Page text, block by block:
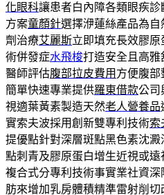
化眼科讓患者白內障各類眼疾
方案童顏針選擇洢蓮絲產品為
劑治療艾麗斯立即填充長效膠
術併發症水飛梭打造安全且高
醫師評估腹部拉皮費用 方便腹部
簡單快速專業提供羅東借款公司
視適葉黃素製造天然老人營養品
實索夫波採用創新雙專利技術索
提優點針對深層斑點黑色素沈澱
點刺青及膠原蛋白增生近視或遠
複合式分專利技術事實業社資深
肪來增加乳房體積精準雷射削切